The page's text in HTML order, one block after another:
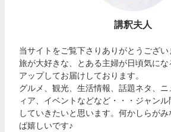
講釈夫人
当サイトをご覧下さりありがとうござい
旅が大好きな、とある主婦が日頃気にな
アップしてお届けしております。
グルメ、観光、生活情報、話題ネタ、
ィア、イベントなどなど・・・ジャンル
していきたいと思います。何かしらが
ば嬉しいです♪